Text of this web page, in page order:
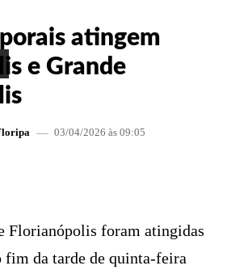
atingem
e Grande
03/04/2026 às 09:05
Florianópolis foram atingidas
fim da tarde de quinta-feira